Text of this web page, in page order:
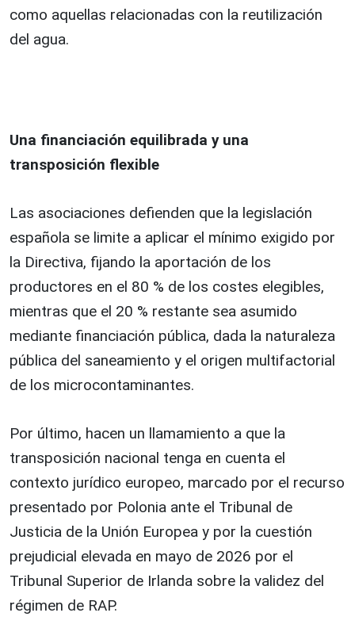
como aquellas relacionadas con la reutilización
del agua.
Una financiación equilibrada y una
transposición flexible
Las asociaciones defienden que la legislación
española se limite a aplicar el mínimo exigido por
la Directiva, fijando la aportación de los
productores en el 80 % de los costes elegibles,
mientras que el 20 % restante sea asumido
mediante financiación pública, dada la naturaleza
pública del saneamiento y el origen multifactorial
de los microcontaminantes.
Por último, hacen un llamamiento a que la
transposición nacional tenga en cuenta el
contexto jurídico europeo, marcado por el recurso
presentado por Polonia ante el Tribunal de
Justicia de la Unión Europea y por la cuestión
prejudicial elevada en mayo de 2026 por el
Tribunal Superior de Irlanda sobre la validez del
régimen de RAP.